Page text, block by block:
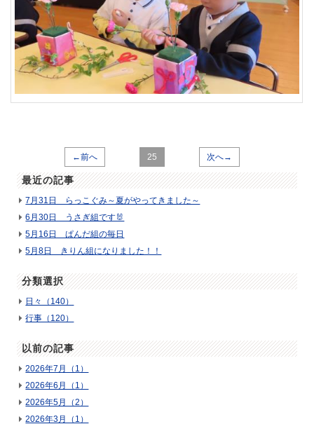
←前へ 25 次へ→
最近の記事
7月31日 らっこぐみ～夏がやってきました～
6月30日 うさぎ組です🐰
5月16日 ぱんだ組の毎日
5月8日 きりん組になりました！！
分類選択
日々（140）
行事（120）
以前の記事
2026年7月（1）
2026年6月（1）
2026年5月（2）
2026年3月（1）